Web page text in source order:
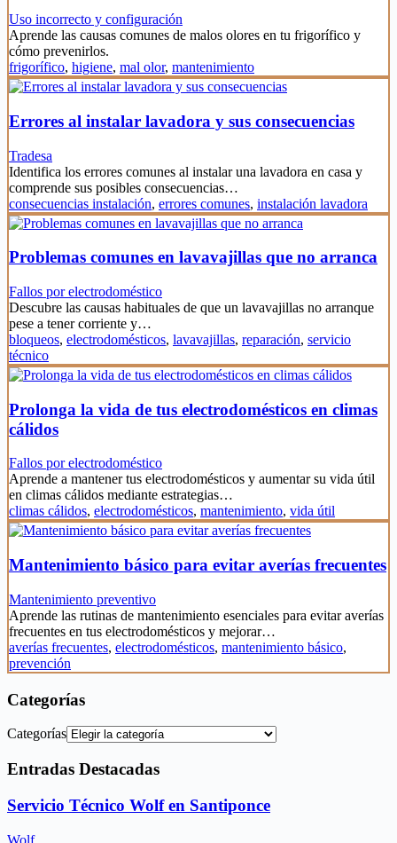
Uso incorrecto y configuración
Aprende las causas comunes de malos olores en tu frigorífico y
cómo prevenirlos.
frigorífico, higiene, mal olor, mantenimiento
Errores al instalar lavadora y sus consecuencias
Tradesa
Identifica los errores comunes al instalar una lavadora en casa y
comprende sus posibles consecuencias…
consecuencias instalación, errores comunes, instalación lavadora
Problemas comunes en lavavajillas que no arranca
Fallos por electrodoméstico
Descubre las causas habituales de que un lavavajillas no arranque
pese a tener corriente y…
bloqueos, electrodomésticos, lavavajillas, reparación, servicio
técnico
Prolonga la vida de tus electrodomésticos en climas
cálidos
Fallos por electrodoméstico
Aprende a mantener tus electrodomésticos y aumentar su vida útil
en climas cálidos mediante estrategias…
climas cálidos, electrodomésticos, mantenimiento, vida útil
Mantenimiento básico para evitar averías frecuentes
Mantenimiento preventivo
Aprende las rutinas de mantenimiento esenciales para evitar averías
frecuentes en tus electrodomésticos y mejorar…
averías frecuentes, electrodomésticos, mantenimiento básico,
prevención
Categorías
Categorías
Entradas Destacadas
Servicio Técnico Wolf en Santiponce
Wolf